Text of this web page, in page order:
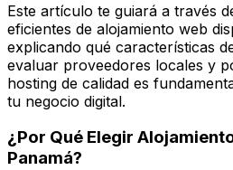
Este artículo te guiará a través
eficientes de alojamiento web
explicando qué características
evaluar proveedores locales y
hosting de calidad es
tu negocio digital.
¿Por Qué Elegir
Panamá?